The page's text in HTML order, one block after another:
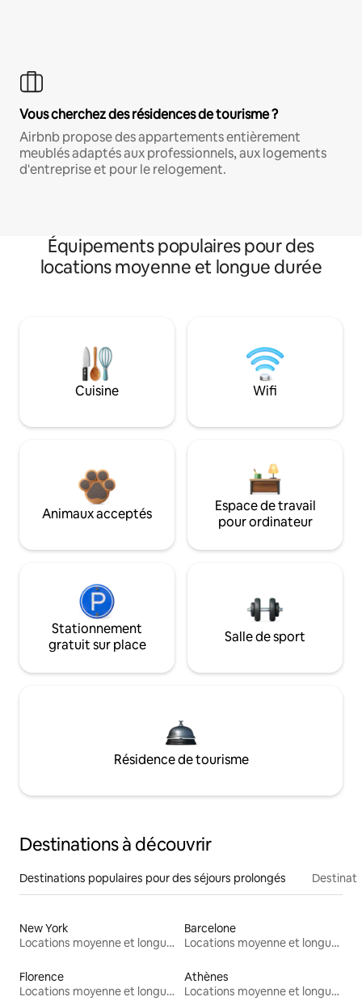
Vous cherchez des résidences de tourisme ?
Airbnb propose des appartements entièrement
meublés adaptés aux professionnels, aux logements
d'entreprise et pour le relogement.
Équipements populaires pour des
locations moyenne et longue durée
Cuisine Wifi
Animaux acceptés
Espace de travail
pour ordinateur
Stationnement
gratuit sur place
Salle de sport
Résidence de tourisme
Destinations à découvrir
Destinations populaires pour des séjours prolongés
New York
Locations moyenne et longue durée
Barcelone
Locations moyenne et longue durée
Florence
Locations moyenne et longue durée
Athènes
Locations moyenne et longue durée